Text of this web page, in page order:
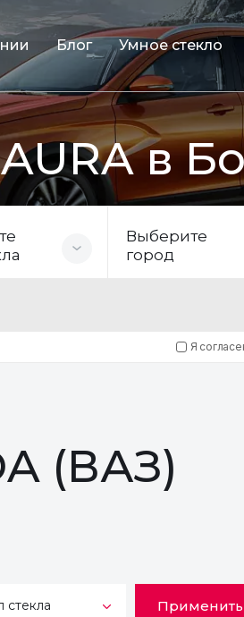
Блог Умное стекло
в
Выберите
город
Я
(ВАЗ)
стекла Применить